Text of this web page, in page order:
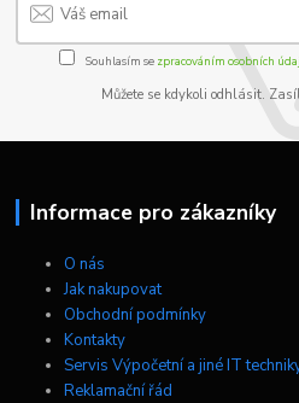
Souhlasím se zpracováním osobních
Můžete se kdykoli odhlásit.
Informace pro zákazníky
O nás
Jak nakupovat
Obchodní podmínky
Kontakty
Servis Výpočetní a jiné IT
Reklamační řád